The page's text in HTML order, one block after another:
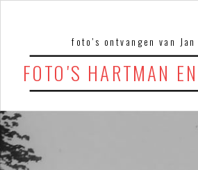
FOTO'S HARTMAN
foto's ontvangen van Jan